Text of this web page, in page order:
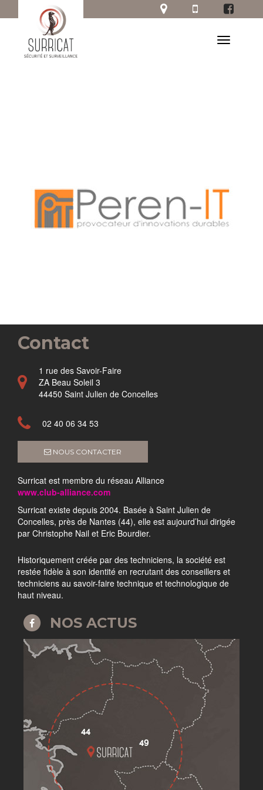
Contact
1 rue des Savoir-Faire
ZA Beau Soleil 3
44450 Saint Julien de Concelles
02 40 06 34 53
NOUS CONTACTER
Surricat est membre du réseau Alliance
www.club-alliance.com
Surricat existe depuis 2004. Basée à Saint Julien de
Concelles, près de Nantes (44), elle est aujourd’hui dirigée
par Christophe Nail et Eric Bourdier.
Historiquement créée par des techniciens, la société est
restée fidèle à son identité en recrutant des conseillers et
techniciens au savoir-faire technique et technologique de
haut niveau.
NOS ACTUS